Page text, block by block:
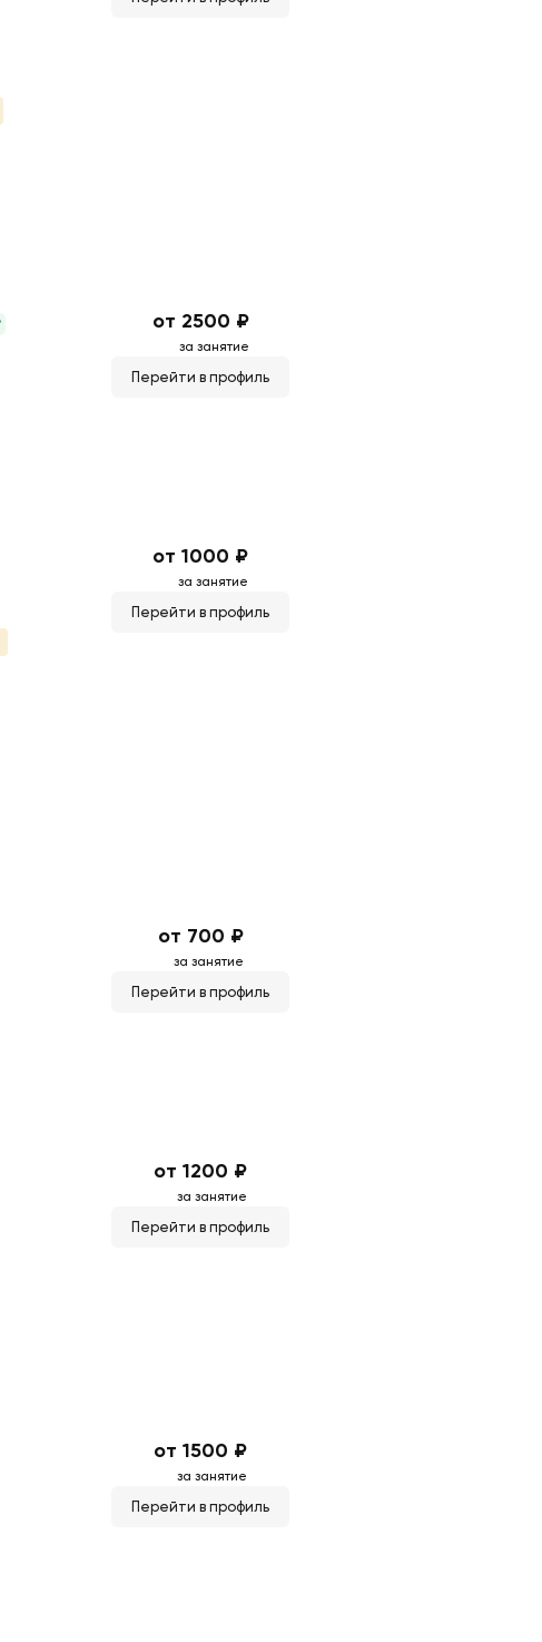
от 2500 ₽
за занятие
Перейти в профиль
от 1000 ₽
за занятие
Перейти в профиль
от 700 ₽
за занятие
Перейти в профиль
от 1200 ₽
за занятие
Перейти в профиль
от 1500 ₽
за занятие
Перейти в профиль